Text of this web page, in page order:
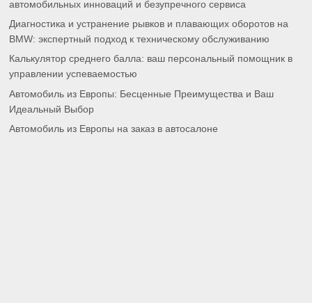
автомобильных инноваций и безупречного сервиса
Диагностика и устранение рывков и плавающих оборотов на
BMW: экспертный подход к техническому обслуживанию
Калькулятор среднего балла: ваш персональный помощник в
управлении успеваемостью
Автомобиль из Европы: Бесценные Преимущества и Ваш
Идеальный Выбор
Автомобиль из Европы на заказ в автосалоне